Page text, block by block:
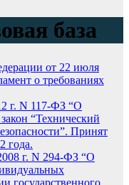
база
от 22 июля
о требованиях
г. N 117-ФЗ “О
“Технический
Принят
года.
г. N 294-ФЗ “О
государственного